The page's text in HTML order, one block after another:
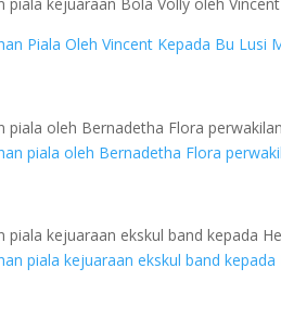
piala oleh Bernadetha Flora
piala kejuaraan ekskul band kepada